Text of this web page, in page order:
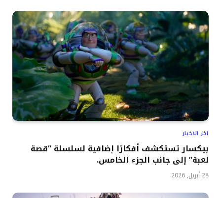
اخر الاخبار
بيكسار تستكشف أفكارًا إضافية لسلسلة “قصة
لعبة” إلى جانب الجزء الخامس.
28 أبريل, 2026